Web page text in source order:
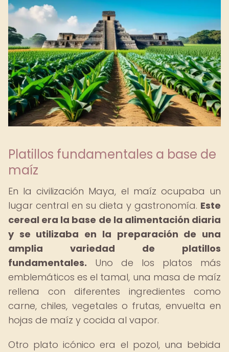
Platillos fundamentales a base de
maíz
En la civilización Maya, el maíz ocupaba un
lugar central en su dieta y gastronomía. Este
cereal era la base de la alimentación diaria
y se utilizaba en la preparación de una
amplia variedad de platillos
fundamentales. Uno de los platos más
emblemáticos es el tamal, una masa de maíz
rellena con diferentes ingredientes como
carne, chiles, vegetales o frutas, envuelta en
hojas de maíz y cocida al vapor.
Otro plato icónico era el pozol, una bebida